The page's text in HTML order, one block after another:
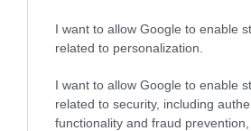
I want to allow Google to enable
related to personalization.
I want to allow Google to enable
related to security, including
functionality and fraud
Αν ταμάτιασας είναι
υγραντήρα στο σπίτι.